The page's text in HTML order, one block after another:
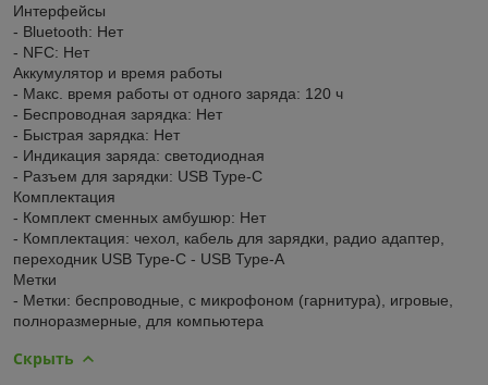
Интерфейсы
- Bluetooth: Нет
- NFC: Нет
Аккумулятор и время работы
- Макс. время работы от одного заряда: 120 ч
- Беспроводная зарядка: Нет
- Быстрая зарядка: Нет
- Индикация заряда: светодиодная
- Разъем для зарядки: USB Type-C
Комплектация
- Комплект сменных амбушюр: Нет
- Комплектация: чехол, кабель для зарядки, радио адаптер,
переходник USB Type-C - USB Type-A
Метки
- Метки: беспроводные, с микрофоном (гарнитура), игровые,
полноразмерные, для компьютера
Скрыть